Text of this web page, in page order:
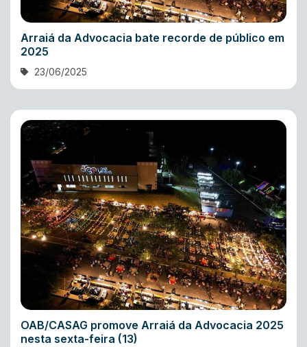
Arraiá da Advocacia bate recorde de público em
2025
23/06/2025
OAB/CASAG promove Arraiá da Advocacia 2025
nesta sexta-feira (13)